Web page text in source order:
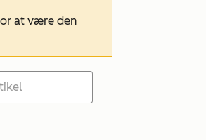
at være den